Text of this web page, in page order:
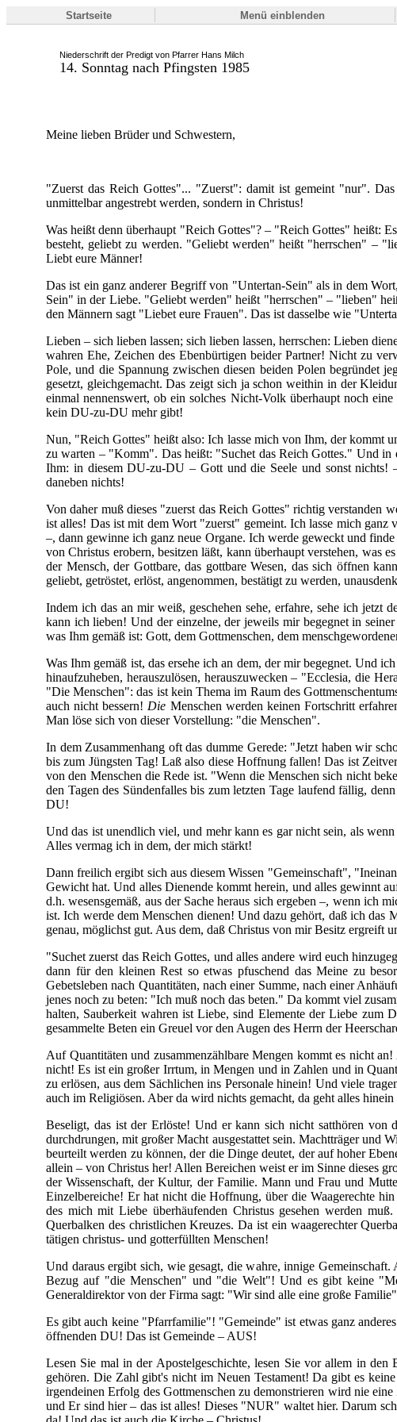
Startseite Menü einblenden
Niederschrift der Predigt von Pfarrer Hans Milch
14. Sonntag nach Pfingsten 1985
Meine lieben Brüder und Schwestern,
"Zuerst das Reich Gottes"... "Zuerst": damit ist gemeint "nur".
unmittelbar angestrebt werden, sondern in Christus!
Was heißt denn überhaupt "Reich Gottes"? – "Reich Gottes" heißt:
besteht, geliebt zu werden. "Geliebt werden" heißt "herrschen" –
Liebt eure Männer!
Das ist ein ganz anderer Begriff von "Untertan-Sein" als in dem
Sein" in der Liebe. "Geliebt werden" heißt "herrschen" – "lieben"
den Männern sagt "Liebet eure Frauen". Das ist dasselbe wie
Lieben – sich lieben lassen; sich lieben lassen, herrschen: Lieben
wahren Ehe, Zeichen des Ebenbürtigen beider Partner! Nicht zu
Pole, und die Spannung zwischen diesen beiden Polen
gesetzt, gleichgemacht. Das zeigt sich ja schon weithin in der
einmal nennenswert, ob ein solches Nicht-Volk überhaupt noch
kein DU-zu-DU mehr gibt!
Nun, "Reich Gottes" heißt also: Ich lasse mich von Ihm, der kommt
zu warten – "Komm". Das heißt: "Suchet das Reich Gottes." Und in
Ihm: in diesem DU-zu-DU – Gott und die Seele und sonst nichts!
daneben nichts!
Von daher muß dieses "zuerst das Reich Gottes" richtig verstanden
ist alles! Das ist mit dem Wort "zuerst" gemeint. Ich lasse mich ganz
–, dann gewinne ich ganz neue Organe. Ich werde geweckt und
von Christus erobern, besitzen läßt, kann überhaupt verstehen, was
der Mensch, der Gottbare, das gottbare Wesen, das sich öffnen
geliebt, getröstet, erlöst, angenommen, bestätigt zu werden,
Indem ich das an mir weiß, geschehen sehe, erfahre, sehe ich
kann ich lieben! Und der einzelne, der jeweils mir begegnet in
was Ihm gemäß ist: Gott, dem Gottmenschen, dem
Was Ihm gemäß ist, das ersehe ich an dem, der mir begegnet. Und
hinaufzuheben, herauszulösen, herauszuwecken – "Ecclesia, die
"Die Menschen": das ist kein Thema im Raum des
auch nicht bessern! Die Menschen werden keinen Fortschritt
Man löse sich von dieser Vorstellung: "die Menschen".
In dem Zusammenhang oft das dumme Gerede: "Jetzt haben wir
bis zum Jüngsten Tag! Laß also diese Hoffnung fallen! Das ist
von den Menschen die Rede ist. "Wenn die Menschen sich nicht
den Tagen des Sündenfalles bis zum letzten Tage laufend fällig,
DU!
Und das ist unendlich viel, und mehr kann es gar nicht sein, als
Alles vermag ich in dem, der mich stärkt!
Dann freilich ergibt sich aus diesem Wissen "Gemeinschaft",
Gewicht hat. Und alles Dienende kommt herein, und alles gewinnt
d.h. wesensgemäß, aus der Sache heraus sich ergeben –, wenn ich
ist. Ich werde dem Menschen dienen! Und dazu gehört, daß ich das
genau, möglichst gut. Aus dem, daß Christus von mir Besitz ergreift
"Suchet zuerst das Reich Gottes, und alles andere wird euch
dann für den kleinen Rest so etwas pfuschend das Meine zu
Gebetsleben nach Quantitäten, nach einer Summe, nach einer
jenes noch zu beten: "Ich muß noch das beten." Da kommt viel
halten, Sauberkeit wahren ist Liebe, sind Elemente der Liebe zum
gesammelte Beten ein Greuel vor den Augen des Herrn der
Auf Quantitäten und zusammenzählbare Mengen kommt es nicht
nicht! Es ist ein großer Irrtum, in Mengen und in Zahlen und in
zu erlösen, aus dem Sächlichen ins Personale hinein! Und viele
auch im Religiösen. Aber da wird nichts gemacht, da geht alles
Beseligt, das ist der Erlöste! Und er kann sich nicht satthören
durchdrungen, mit großer Macht ausgestattet sein. Machtträger und
beurteilt werden zu können, der die Dinge deutet, der auf hoher
allein – von Christus her! Allen Bereichen weist er im Sinne dieses
der Wissenschaft, der Kultur, der Familie. Mann und Frau und
Einzelbereiche! Er hat nicht die Hoffnung, über die Waagerechte
des mich mit Liebe überhäufenden Christus gesehen werden
Querbalken des christlichen Kreuzes. Da ist ein waagerechter
tätigen christus- und gotterfüllten Menschen!
Und daraus ergibt sich, wie gesagt, die wahre, innige
Bezug auf "die Menschen" und "die Welt"! Und es gibt keine
Generaldirektor von der Firma sagt: "Wir sind alle eine große
Es gibt auch keine "Pfarrfamilie"! "Gemeinde" ist etwas ganz
öffnenden DU! Das ist Gemeinde – AUS!
Lesen Sie mal in der Apostelgeschichte, lesen Sie vor allem in
gehören. Die Zahl gibt's nicht im Neuen Testament! Da gibt es
irgendeinen Erfolg des Gottmenschen zu demonstrieren wird nie
und Er sind hier – das ist alles! Dieses "NUR" waltet hier. Darum